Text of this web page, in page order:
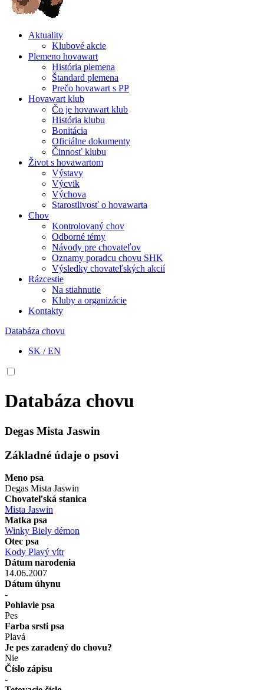
Aktuality
Klubové akcie
Plemeno hovawart
História plemena
Štandard plemena
Prečo hovawart s PP
Hovawart klub
Čo je hovawart klub
História klubu
Bonitácia
Oficiálne dokumenty
Činnosť klubu
Život s hovawartom
Výstavy
Výcvik
Výchova
Starostlivosť o hovawarta
Chov
Kontrolovaný chov
Odborné témy
Návody pre chovateľov
Oznamy poradcu chovu SHK
Výsledky chovateľských akcií
Rázcestie
Na stiahnutie
Kluby a organizácie
Kontakty
Databáza chovu
SK /EN
Databáza chovu
Degas Mista Jaswin
Základné údaje o psovi
Meno psa
Degas Mista Jaswin
Chovateľská stanica
Mista Jaswin
Matka psa
Winky Biely démon
Otec psa
Kody Plavý vítr
Dátum narodenia
14.06.2007
Dátum úhynu
-
Pohlavie psa
Pes
Farba srsti psa
Plavá
Je pes zaradený do chovu?
Nie
Číslo zápisu
-